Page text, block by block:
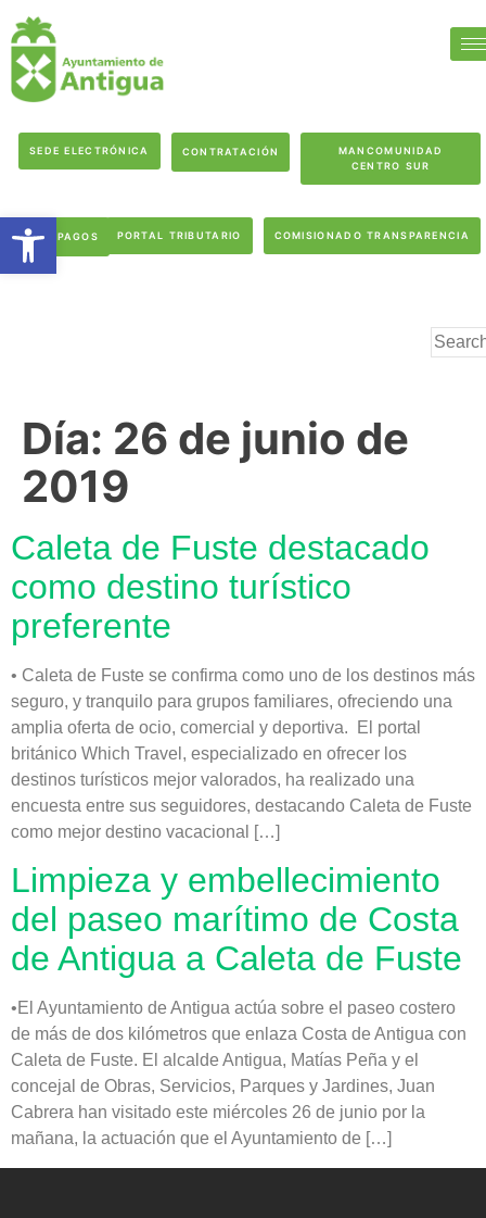
SEDE ELECTRÓNICA CONTRATACIÓN
MANCOMUNIDAD
CENTRO SUR
PAGOS PORTAL TRIBUTARIO COMISIONADO TRANSPARENCIA
Día: 26 de junio de
2019
Caleta de Fuste destacado
como destino turístico
preferente
• Caleta de Fuste se confirma como uno de los destinos más
seguro, y tranquilo para grupos familiares, ofreciendo una
amplia oferta de ocio, comercial y deportiva. El portal
británico Which Travel, especializado en ofrecer los
destinos turísticos mejor valorados, ha realizado una
encuesta entre sus seguidores, destacando Caleta de Fuste
como mejor destino vacacional […]
Limpieza y embellecimiento
del paseo marítimo de Costa
de Antigua a Caleta de Fuste
•El Ayuntamiento de Antigua actúa sobre el paseo costero
de más de dos kilómetros que enlaza Costa de Antigua con
Caleta de Fuste. El alcalde Antigua, Matías Peña y el
concejal de Obras, Servicios, Parques y Jardines, Juan
Cabrera han visitado este miércoles 26 de junio por la
mañana, la actuación que el Ayuntamiento de […]
Abrir barra de herramientas